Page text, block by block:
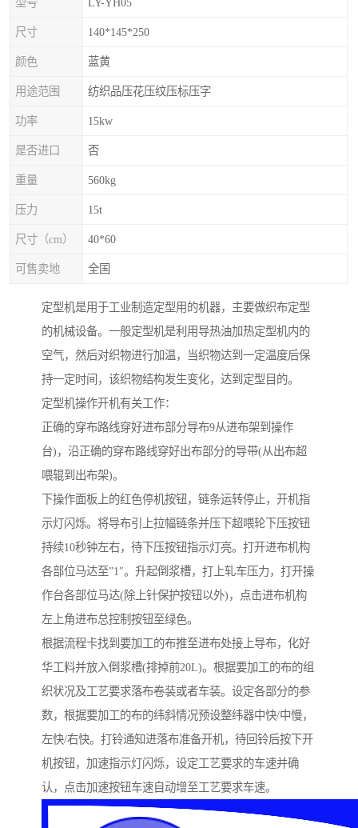
尺寸 140*145*250
颜色 蓝黄
用途范围 纺织品压花压纹压标压字
功率 15kw
是否进口 否
重量 560kg
压力 15t
尺寸（cm） 40*60
可售卖地 全国
定型机是用于工业制造定型用的机器，主要做织布定型
的机械设备。一般定型机是利用导热油加热定型机内的
空气，然后对织物进行加温，当织物达到一定温度后保
持一定时间，该织物结构发生变化，达到定型目的。
定型机操作开机有关工作：
正确的穿布路线穿好进布部分导布9从进布架到操作
台)，沿正确的穿布路线穿好出布部分的导带(从出布超
喂辊到出布架)。
下操作面板上的红色停机按钮，链条运转停止，开机指
示灯闪烁。将导布引上拉幅链条并压下超喂轮下压按钮
持续10秒钟左右，待下压按钮指示灯亮。打开进布机构
各部位马达至”1″。升起倒浆槽，打上轧车压力，打开操
作台各部位马达(除上针保护按钮以外)，点击进布机构
左上角进布总控制按钮至绿色。
根据流程卡找到要加工的布推至进布处接上导布，化好
华工料并放入倒浆槽(排掉前20L)。根据要加工的布的组
织状况及工艺要求落布卷装或者车装。设定各部分的参
数，根据要加工的布的纬斜情况预设整纬器中快/中慢，
左快/右快。打铃通知进落布准备开机，待回铃后按下开
机按钮，加速指示灯闪烁，设定工艺要求的车速并确
认，点击加速按钮车速自动增至工艺要求车速。